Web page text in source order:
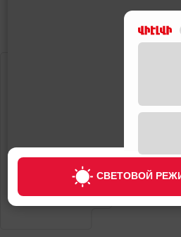
СВЕТОВОЙ